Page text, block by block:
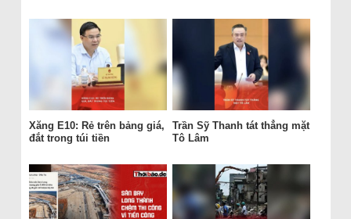
Xăng E10: Rẻ trên bảng giá,
đắt trong túi tiền
Trần Sỹ Thanh tát thẳng mặt
Tô Lâm